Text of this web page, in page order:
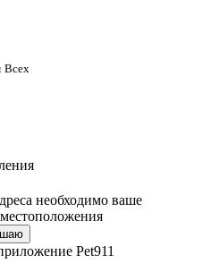
Всех
необходимо ваше
Pet911